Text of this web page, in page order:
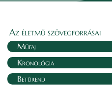
Az életmű szövegforrásai
Műfaj
Kronológia
Betűrend